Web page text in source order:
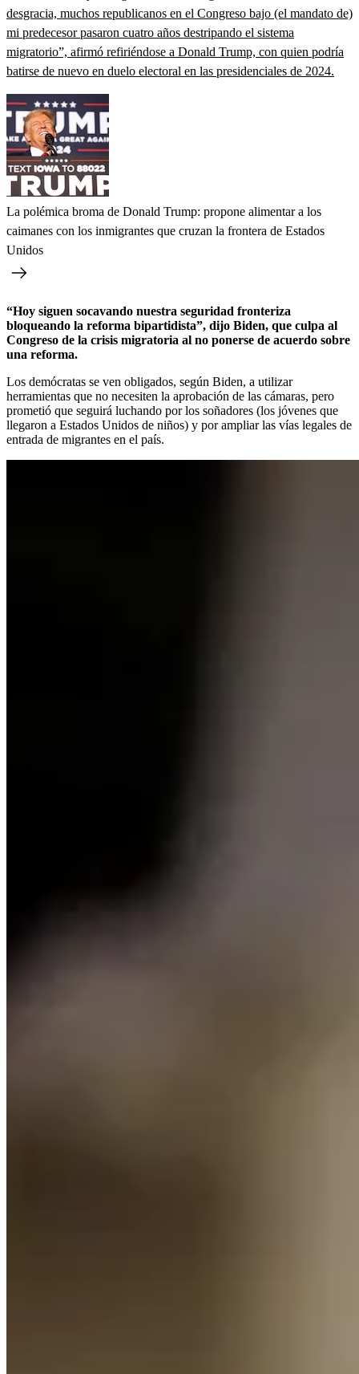
desgracia, muchos republicanos en el Congreso bajo (el mandato de)
mi predecesor pasaron cuatro años destripando el sistema
migratorio”, afirmó refiriéndose a Donald Trump, con quien podría
batirse de nuevo en duelo electoral en las presidenciales de 2024.
La polémica broma de Donald Trump: propone alimentar a los
caimanes con los inmigrantes que cruzan la frontera de Estados
Unidos
“Hoy siguen socavando nuestra seguridad fronteriza
bloqueando la reforma bipartidista”, dijo Biden, que culpa al
Congreso de la crisis migratoria al no ponerse de acuerdo sobre
una reforma.
Los demócratas se ven obligados, según Biden, a utilizar
herramientas que no necesiten la aprobación de las cámaras, pero
prometió que seguirá luchando por los soñadores (los jóvenes que
llegaron a Estados Unidos de niños) y por ampliar las vías legales de
entrada de migrantes en el país.